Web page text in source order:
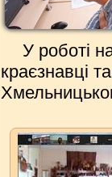
У роботі
краєзнавці